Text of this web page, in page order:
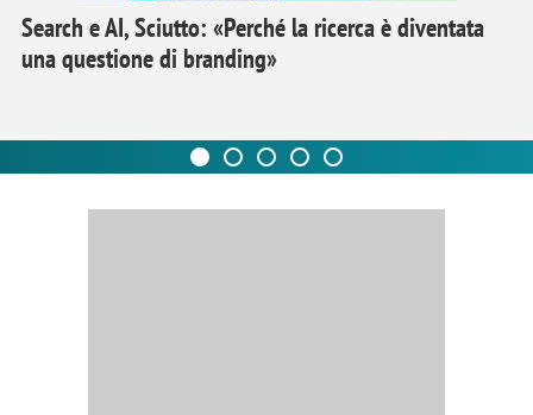
Search e AI, Sciutto: «Perché la ricerca è diventata
una questione di branding»